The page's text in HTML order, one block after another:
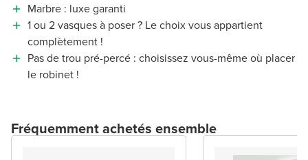
Marbre : luxe garanti
1 ou 2 vasques à poser ? Le choix vous appartient
complètement !
Pas de trou pré-percé : choisissez vous-même où placer
le robinet !
Fréquemment achetés ensemble